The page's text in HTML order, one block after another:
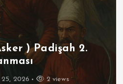
) Padişah 2.
2026 2 views